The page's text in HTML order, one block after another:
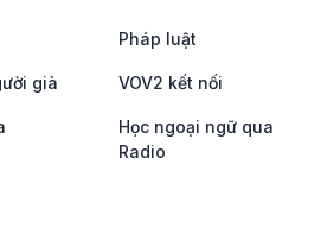
Pháp luật
già VOV2 kết nối
Học ngoại ngữ qua
Radio